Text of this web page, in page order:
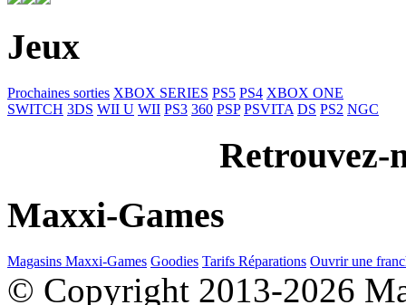
Jeux
Prochaines sorties XBOX SERIES PS5 PS4 XBOX ONE
SWITCH 3DS WII U WII PS3 360 PSP PSVITA DS PS2 NGC
Retrouvez-
Maxxi-Games
Magasins Maxxi-Games Goodies Tarifs Réparations Ouvrir une
© Copyright 2013-2026